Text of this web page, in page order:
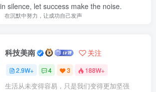
silence, let success make the noise.
在沉默中努力，让成功自己发声
科技美南 关注
2.9W+ 4 3 188W+
生活从未变得容易，只是我们变得更加坚强